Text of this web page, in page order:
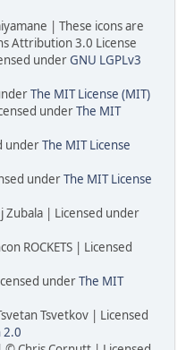
| These icons are
Attribution 3.0 License
underGNU LGPLv3
The MIT License (MIT)
underThe MIT
underThe MIT License
underThe MIT License
Zubala | Licensed under
ROCKETS | Licensed
underThe MIT
Tsvetkov | Licensed
2.0